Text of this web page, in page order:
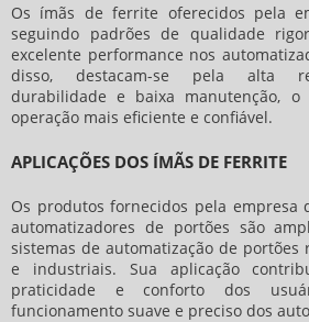
Os ímãs de ferrite oferecidos pela
seguindo padrões de qualidade
excelente performance nos
disso, destacam-se pela alta
durabilidade e baixa manutenção,
operação mais eficiente e confiável.
APLICAÇÕES DOS ÍMÃS DE FERRITE
Os produtos fornecidos pela empresa
automatizadores de portões são
sistemas de automatização de portões
e industriais. Sua aplicação
praticidade e conforto dos
funcionamento suave e preciso dos